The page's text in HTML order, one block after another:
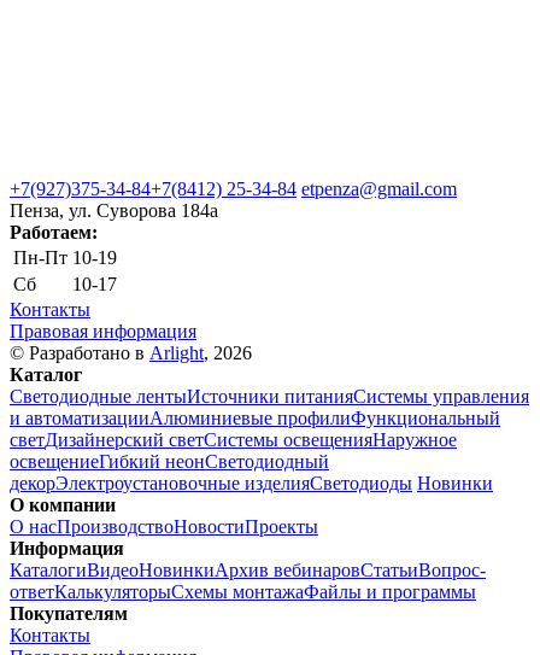
+7(927)375-34-84+7(8412) 25-34-84 etpenza@gmail.com
Пенза, ул. Cуворова 184а
Работаем:
Пн-Пт 10-19
Сб
10-17
Контакты
Правовая информация
© Разработано в Arlight, 2026
Каталог
Светодиодные лентыИсточники питанияСистемы управления
и автоматизацииАлюминиевые профилиФункциональный
светДизайнерский светСистемы освещенияНаружное
освещениеГибкий неонСветодиодный
декорЭлектроустановочные изделияСветодиоды Новинки
О компании
О насПроизводствоНовостиПроекты
Информация
КаталогиВидеоНовинкиАрхив вебинаровСтатьиВопрос-
ответКалькуляторыСхемы монтажаФайлы и программы
Покупателям
Контакты